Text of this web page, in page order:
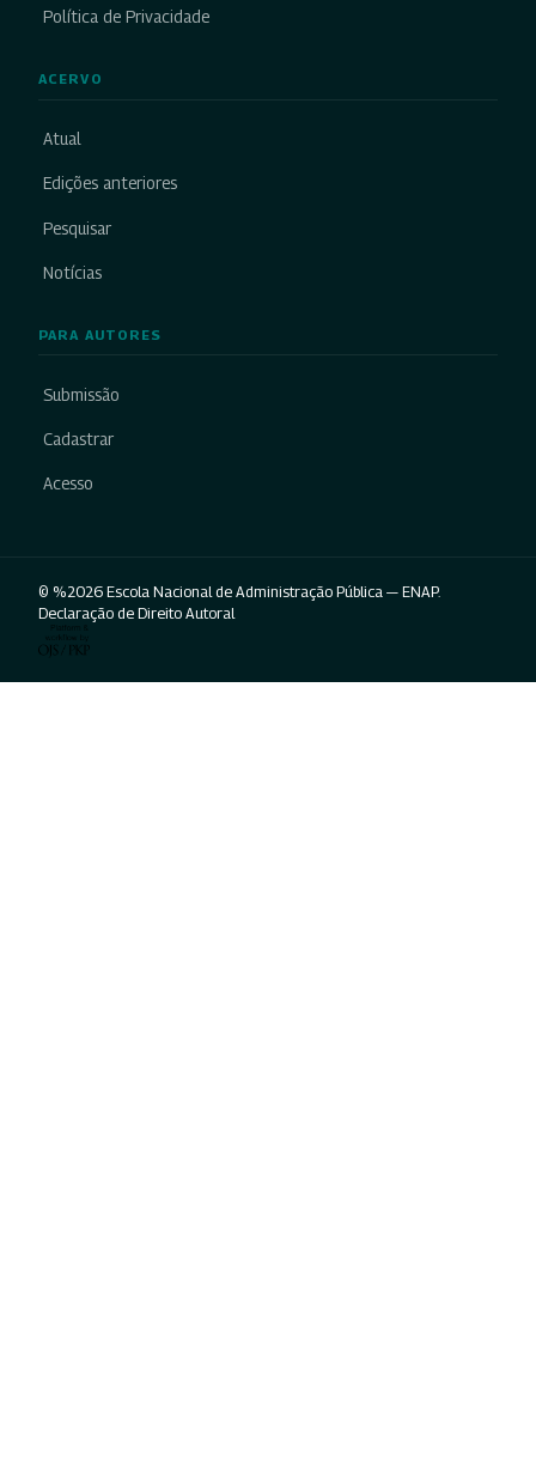
Política de Privacidade
ACERVO
Atual
Edições anteriores
Pesquisar
Notícias
PARA AUTORES
Submissão
Cadastrar
Acesso
© %2026 Escola Nacional de Administração Pública — ENAP.
Declaração de Direito Autoral